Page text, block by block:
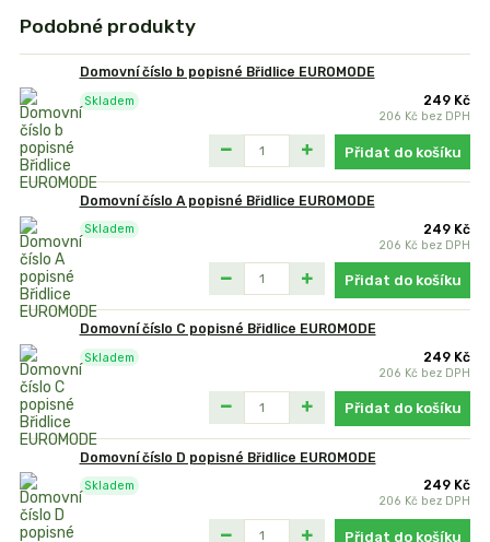
Podobné produkty
Domovní číslo b popisné Břidlice EUROMODE
249 Kč
206 Kč bez DPH
Skladem
Přidat do košíku
Domovní číslo A popisné Břidlice EUROMODE
249 Kč
206 Kč bez DPH
Skladem
Přidat do košíku
Domovní číslo C popisné Břidlice EUROMODE
249 Kč
206 Kč bez DPH
Skladem
Přidat do košíku
Domovní číslo D popisné Břidlice EUROMODE
249 Kč
206 Kč bez DPH
Skladem
Přidat do košíku